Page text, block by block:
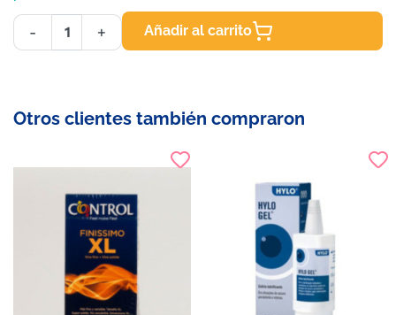
- + Añadir al carrito
Otros clientes también compraron